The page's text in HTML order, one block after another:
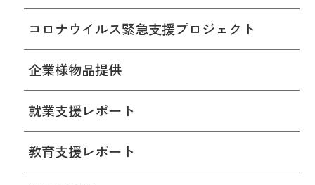
コロナウイルス緊急支援プロジェクト
企業様物品提供
就業支援レポート
教育支援レポート